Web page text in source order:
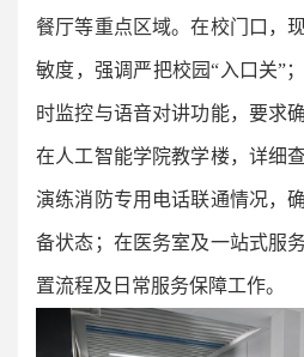
餐厅等重点区域。在校门口，
敏度，强调严把校园“入口关”
时监控与语音对讲功能，要求
在人工智能学院教学楼，详细
演练消防专用电话联通情况，
备状态；在医务室及一站式服
置流程及日常服务保障工作。